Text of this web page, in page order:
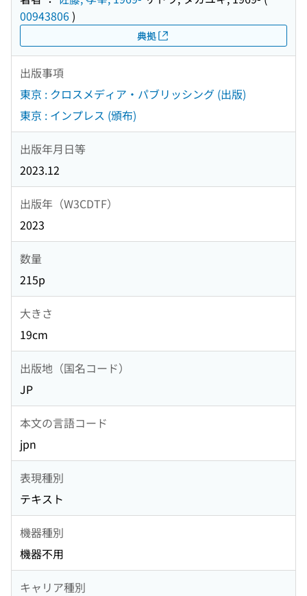
00943806)
典拠
出版事項
東京 : クロスメディア・パブリッシング (出版)
東京 : インプレス (頒布)
出版年月日等
2023.12
出版年（W3CDTF）
2023
数量
215p
大きさ
19cm
出版地（国名コード）
JP
本文の言語コード
jpn
表現種別
テキスト
機器種別
機器不用
キャリア種別